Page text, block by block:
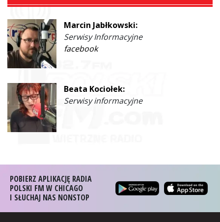
Marcin Jabłkowski:
Serwisy Informacyjne
facebook
Beata Kociołek:
Serwisy informacyjne
POBIERZ APLIKACJĘ RADIA
POLSKI FM W CHICAGO
I SŁUCHAJ NAS NONSTOP